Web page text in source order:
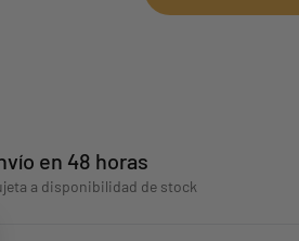
en 48 horas
a disponibilidad de stock